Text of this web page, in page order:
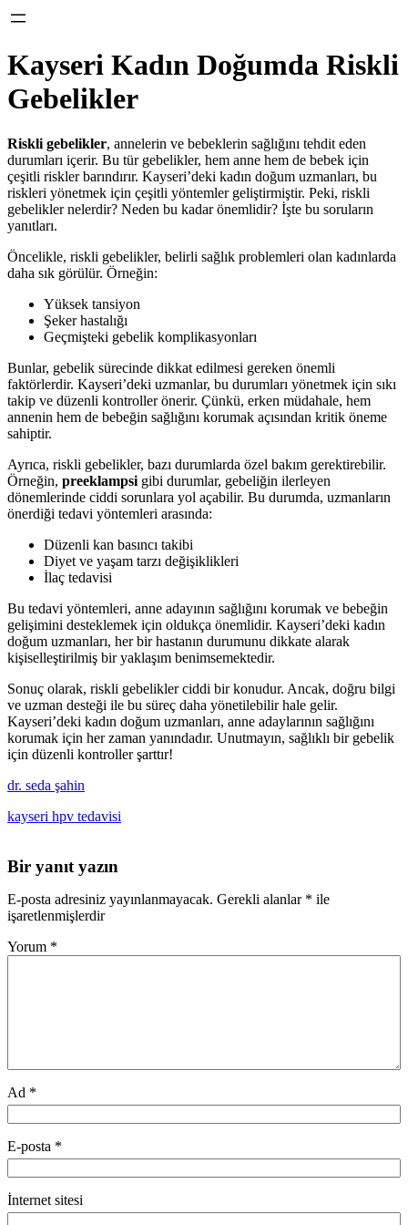
Kayseri Kadın Doğumda Riskli
Gebelikler
Riskli gebelikler, annelerin ve bebeklerin sağlığını tehdit eden
durumları içerir. Bu tür gebelikler, hem anne hem de bebek için
çeşitli riskler barındırır. Kayseri’deki kadın doğum uzmanları, bu
riskleri yönetmek için çeşitli yöntemler geliştirmiştir. Peki, riskli
gebelikler nelerdir? Neden bu kadar önemlidir? İşte bu soruların
yanıtları.
Öncelikle, riskli gebelikler, belirli sağlık problemleri olan kadınlarda
daha sık görülür. Örneğin:
Yüksek tansiyon
Şeker hastalığı
Geçmişteki gebelik komplikasyonları
Bunlar, gebelik sürecinde dikkat edilmesi gereken önemli
faktörlerdir. Kayseri’deki uzmanlar, bu durumları yönetmek için sıkı
takip ve düzenli kontroller önerir. Çünkü, erken müdahale, hem
annenin hem de bebeğin sağlığını korumak açısından kritik öneme
sahiptir.
Ayrıca, riskli gebelikler, bazı durumlarda özel bakım gerektirebilir.
Örneğin, preeklampsi gibi durumlar, gebeliğin ilerleyen
dönemlerinde ciddi sorunlara yol açabilir. Bu durumda, uzmanların
önerdiği tedavi yöntemleri arasında:
Düzenli kan basıncı takibi
Diyet ve yaşam tarzı değişiklikleri
İlaç tedavisi
Bu tedavi yöntemleri, anne adayının sağlığını korumak ve bebeğin
gelişimini desteklemek için oldukça önemlidir. Kayseri’deki kadın
doğum uzmanları, her bir hastanın durumunu dikkate alarak
kişiselleştirilmiş bir yaklaşım benimsemektedir.
Sonuç olarak, riskli gebelikler ciddi bir konudur. Ancak, doğru bilgi
ve uzman desteği ile bu süreç daha yönetilebilir hale gelir.
Kayseri’deki kadın doğum uzmanları, anne adaylarının sağlığını
korumak için her zaman yanındadır. Unutmayın, sağlıklı bir gebelik
için düzenli kontroller şarttır!
dr. seda şahin
kayseri hpv tedavisi
Bir yanıt yazın
E-posta adresiniz yayınlanmayacak. Gerekli alanlar * ile
işaretlenmişlerdir
Yorum *
Ad *
E-posta *
İnternet sitesi